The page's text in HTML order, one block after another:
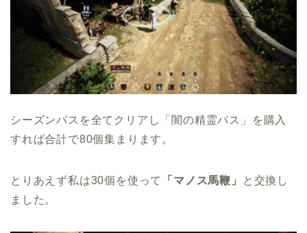
シーズンパスを全てクリアし「闇の精霊パス」を購入
すれば合計で80個集まります。
とりあえず私は30個を使って 「マノス馬鞭」
と交換し
ました。